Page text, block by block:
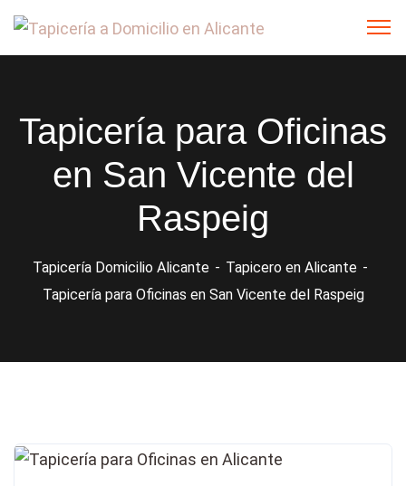
Tapicería para Oficinas
en San Vicente del
Raspeig
Tapicería Domicilio Alicante
Tapicero en Alicante
Tapicería para Oficinas en San Vicente del Raspeig